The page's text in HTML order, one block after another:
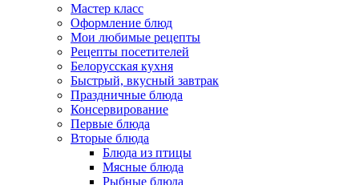
Мастер класс
Оформление блюд
Мои любимые рецепты
Рецепты посетителей
Белорусская кухня
Быстрый, вкусный завтрак
Праздничные блюда
Консервирование
Первые блюда
Вторые блюда
Блюда из птицы
Мясные блюда
Рыбные блюда